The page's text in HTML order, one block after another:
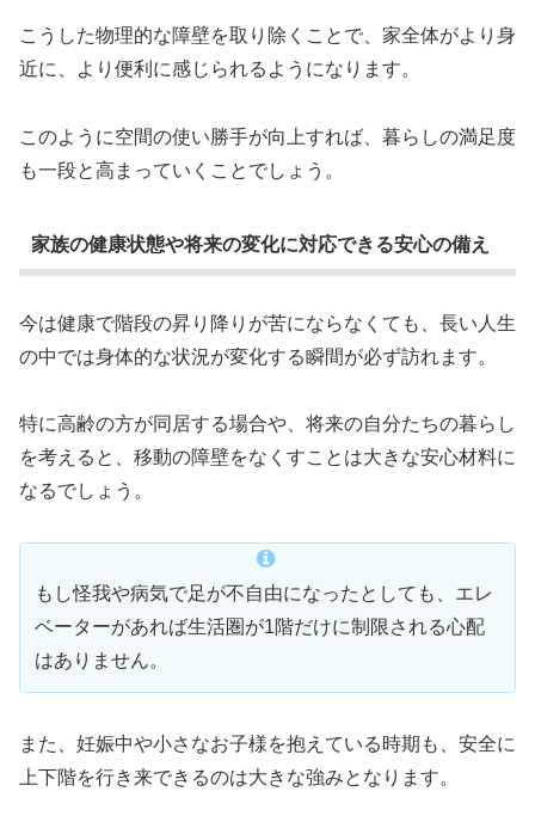
こうした物理的な障壁を取り除くことで、家全体がより身
近に、より便利に感じられるようになります。
このように空間の使い勝手が向上すれば、暮らしの満足度
も一段と高まっていくことでしょう。
家族の健康状態や将来の変化に対応できる安心の備え
今は健康で階段の昇り降りが苦にならなくても、長い人生
の中では身体的な状況が変化する瞬間が必ず訪れます。
特に高齢の方が同居する場合や、将来の自分たちの暮らし
を考えると、移動の障壁をなくすことは大きな安心材料に
なるでしょう。
もし怪我や病気で足が不自由になったとしても、エレ
ベーターがあれば生活圏が1階だけに制限される心配
はありません。
また、妊娠中や小さなお子様を抱えている時期も、安全に
上下階を行き来できるのは大きな強みとなります。